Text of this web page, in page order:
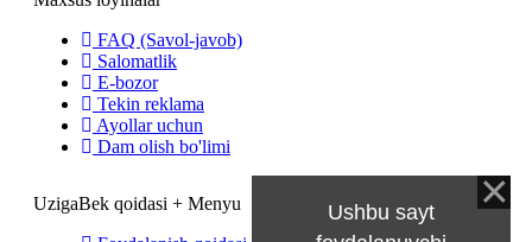
FAQ (Savol-javob)
Salomatlik
E-bozor
Tekin reklama
Ayollar uchun
Dam olish bo'limi
UzigaBek qoidasi + Menyu
Ushbu sayt